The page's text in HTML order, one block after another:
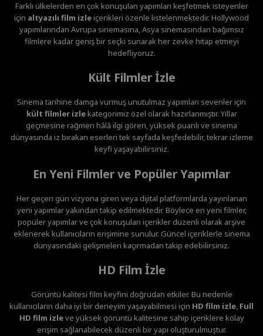
Farklı ülkelerden en çok konuşulan yapımları keşfetmek isteyenler
için altyazılı film izleiçerikleri özenle listelenmektedir. Hollywood
yapımlarından Avrupa sinemasına, Asya sinemasından bağımsız
filmlere kadar geniş bir seçki sunarak her zevke hitap etmeyi
hedefliyoruz.
Kült Filmler İzle
Sinema tarihine damga vurmuş unutulmaz yapımları sevenler için
kült filmler izlekategorimiz özel olarak hazırlanmıştır. Yıllar
geçmesine rağmen hâlâ ilgi gören, yüksek puanlı ve sinema
dünyasında iz bırakan eserleri tek sayfada keşfedebilir, tekrar izleme
keyfi yaşayabilirsiniz.
En Yeni Filmler ve Popüler Yapımlar
Her geçen gün vizyona giren veya dijital platformlarda yayınlanan
yeni yapımlar yakından takip edilmektedir. Böylece en yeni filmler,
popüler yapımlar ve çok konuşulan içerikler düzenli olarak arşive
eklenerek kullanıcıların erişimine sunulur. Güncel içeriklerle sinema
dünyasındaki gelişmeleri kaçırmadan takip edebilirsiniz.
HD Film İzle
Görüntü kalitesi film keyfini doğrudan etkiler. Bu nedenle
kullanıcıların daha iyi bir deneyim yaşayabilmesi için HD film izle, Full
HD film izleve yüksek görüntü kalitesine sahip içeriklere kolay
erişim sağlanabilecek düzenli bir yapı oluşturulmuştur.